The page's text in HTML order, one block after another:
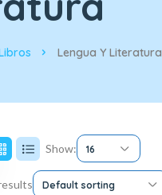
Lengua Y Literatura
Show: 16
Default sorting